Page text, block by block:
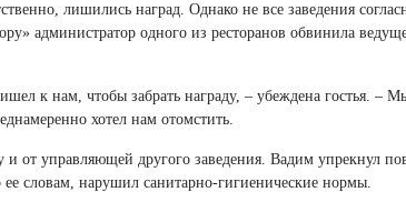
лишились наград. Однако не все заведения
администратор одного из ресторанов обвинила
к нам, чтобы забрать награду, – убеждена гостья. –
хотел нам отомстить.
и от управляющей другого заведения. Вадим упрекнул
ее словам, нарушил санитарно-гигиенические нормы.